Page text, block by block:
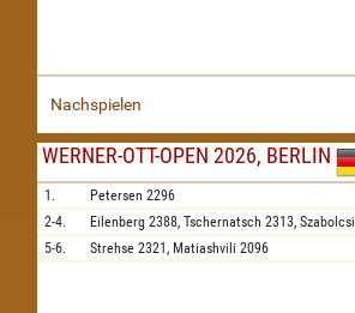
Nachspielen
WERNER-OTT-OPEN 2026, BERLIN
1. Petersen 2296
2-4.
Eilenberg 2388, Tschernatsch 2313, Szabolcsi
5-6.
Strehse 2321, Matiashvili 2096